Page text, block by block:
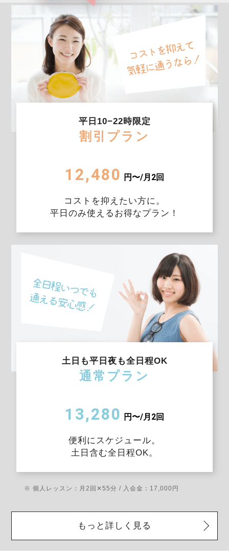
平日10−22時限定
割引プラン
12,480 円〜/月2回
コストを抑えたい方に。
平日のみ使えるお得なプラン！
土日も平日夜も全日程OK
通常プラン
13,280 円〜/月2回
便利にスケジュール。
土日含む全日程OK。
※ 個人レッスン：月2回✕55分 / 入会金：17,000円
もっと詳しく見る